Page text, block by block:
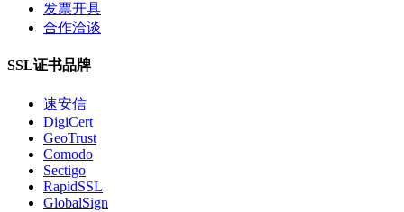
发票开具
合作洽谈
SSL证书品牌
速安信
DigiCert
GeoTrust
Comodo
Sectigo
RapidSSL
GlobalSign